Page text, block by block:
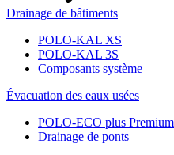
Drainage de bâtiments
POLO-KAL XS
POLO-KAL 3S
Composants système
Évacuation des eaux usées
POLO-ECO plus Premium
Drainage de ponts